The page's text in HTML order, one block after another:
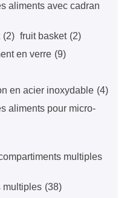
aliments avec cadran
(2) fruit basket (2)
en verre (9)
en acier inoxydable (4)
aliments pour micro-
multiples
multiples (38)